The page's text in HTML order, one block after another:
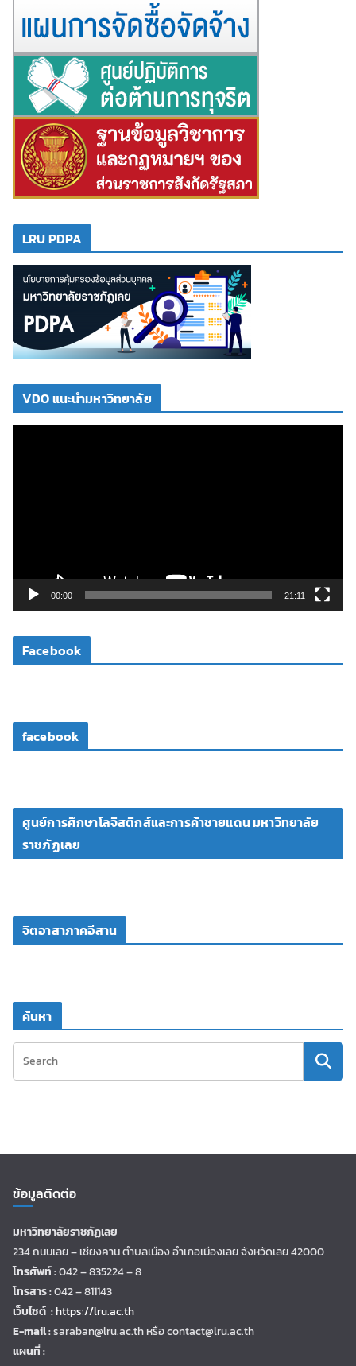
LRU PDPA
VDO แนะนำมหาวิทยาลัย
ดี
โ
00:00 21:11
Facebook
facebook
ศูนย์การศึกษาโลจิสติกส์และการค้าชายแดน มหาวิทยาลัย
ราชภัฏเลย
จิตอาสาภาคอีสาน
ค้นหา
ข้อมูลติดต่อ
มหาวิทยาลัยราชภัฏเลย
234 ถนนเลย – เชียงคาน ตำบลเมือง อำเภอเมืองเลย จังหวัดเลย 42000
โทรศัพท์ :042 – 835224 – 8
โทรสาร :042 – 811143
เว็บไซต์ :https://lru.ac.th
E-mail :saraban@lru.ac.thหรือ contact@lru.ac.th
แผนที่ :